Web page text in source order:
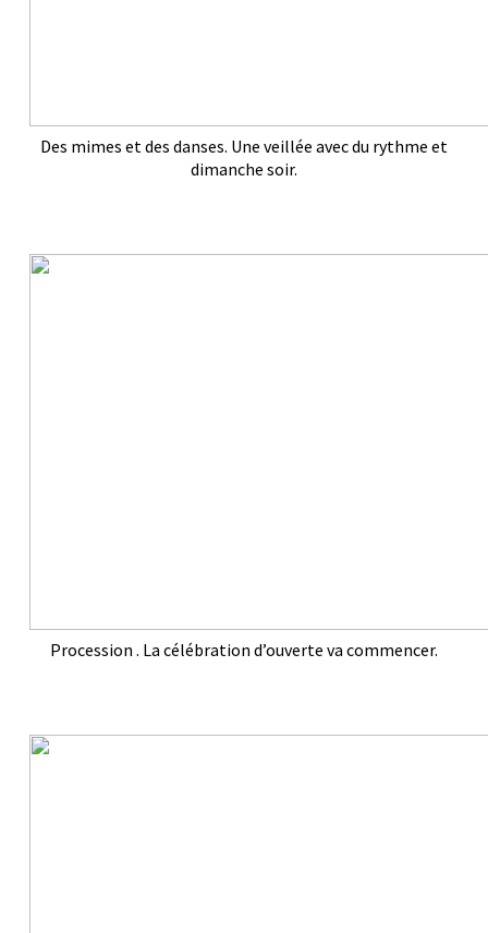
Des mimes et des danses. Une veillée avec du rythme et
dimanche soir.
Procession . La célébration d’ouverte va commencer.